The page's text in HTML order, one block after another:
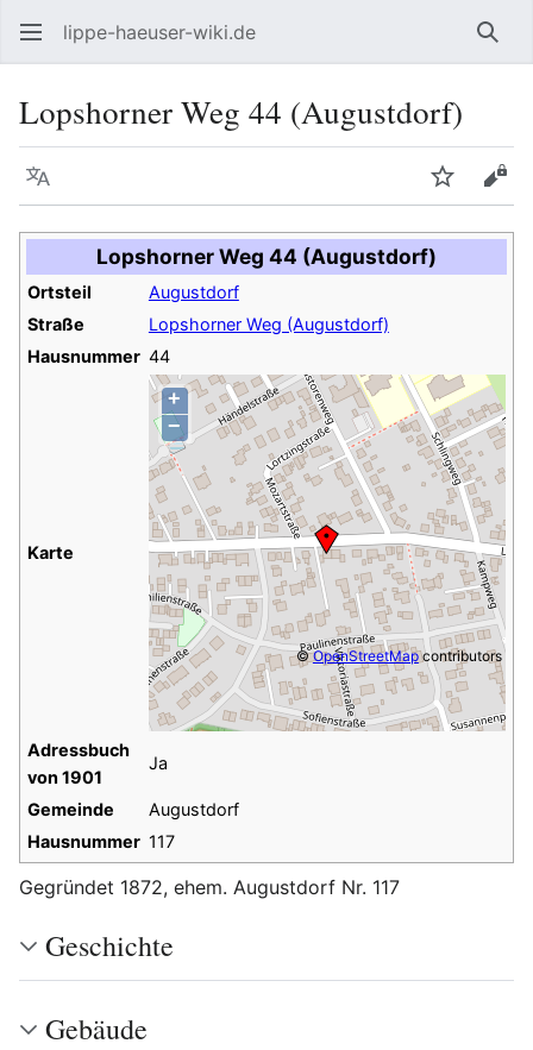
lippe-haeuser-wiki.de
Lopshorner Weg 44 (Augustdorf)
Sprache
Lopshorner Weg 44 (Augustdorf)
Ortsteil
Augustdorf
Straße
Lopshorner Weg (Augustdorf)
Hausnummer 44
Karte
+
−
©OpenStreetMapcontributors
Adressbuch
von 1901
Ja
Gemeinde
Augustdorf
Hausnummer 117
Gegründet 1872, ehem. Augustdorf Nr. 117
Geschichte
Gebäude